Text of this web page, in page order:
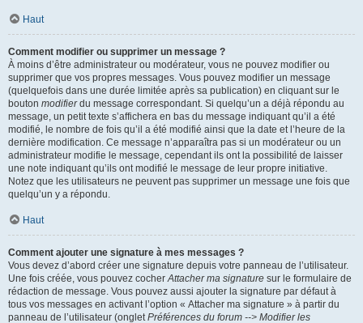
Haut
Comment modifier ou supprimer un message ?
À moins d’être administrateur ou modérateur, vous ne pouvez modifier ou
supprimer que vos propres messages. Vous pouvez modifier un message
(quelquefois dans une durée limitée après sa publication) en cliquant sur le
bouton modifierdu message correspondant. Si quelqu’un a déjà répondu au
message, un petit texte s’affichera en bas du message indiquant qu’il a été
modifié, le nombre de fois qu’il a été modifié ainsi que la date et l’heure de la
dernière modification. Ce message n’apparaîtra pas si un modérateur ou un
administrateur modifie le message, cependant ils ont la possibilité de laisser
une note indiquant qu’ils ont modifié le message de leur propre initiative.
Notez que les utilisateurs ne peuvent pas supprimer un message une fois que
quelqu’un y a répondu.
Haut
Comment ajouter une signature à mes messages ?
Vous devez d’abord créer une signature depuis votre panneau de l’utilisateur.
Une fois créée, vous pouvez cocher Attacher ma signature sur le formulaire de
rédaction de message. Vous pouvez aussi ajouter la signature par défaut à
tous vos messages en activant l’option « Attacher ma signature » à partir du
panneau de l’utilisateur (onglet Préférences du forum --> Modifier les